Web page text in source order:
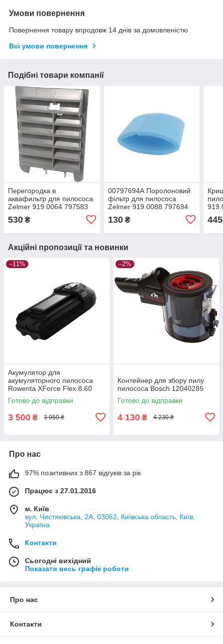
Умови повернення
Повернення товару впродовж 14 днів за домовленістю
Всі умови повернення
Подібні товари компанії
Перегородка в
аквафильтр для пилососа
Zelmer 919.0064 797583
530 ₴
00797694А Поролоновий
фільтр для пилососа
Zelmer 919.0088 797694
130₴ 445
Акційні пропозиції та новинки
–11%
Акумулятор для
акумуляторного пилососа
Rowenta XForce Flex 8.60
ZR009700
Готово до відправки
3 500 ₴ 3 950 ₴
–2%
Контейнер для збору пилу
пилососа Bosch 12040285
Готово до відправки
4 130 ₴ 4 230 ₴
Про нас
97% позитивних з 867 відгуків за рік
Працює з 27.01.2016
м. Київ
вул. Чистяківська, 2А, 03062, Київська область, Київ,
Україна
Контакти
Сьогодні вихідний
Показати весь графік роботи
Про нас
Контакти